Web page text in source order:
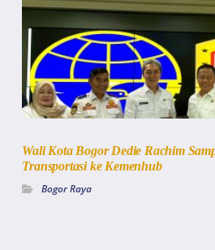
Wali Kota Bogor Dedie Rachim
Transportasi ke Kemenhub
Bogor Raya